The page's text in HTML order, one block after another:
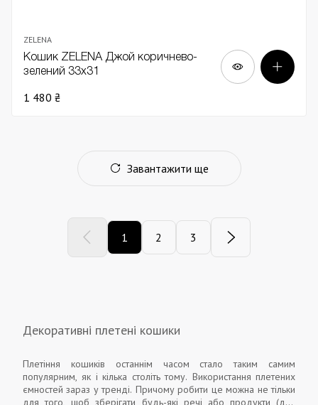
ZELENA
Кошик ZELENA Джой коричнево-
зелений 33х31
1 480 ₴
Завантажити ще
1 2 3
Декоративні плетені кошики
Плетіння кошиків останнім часом стало таким самим
популярним, як і кілька століть тому. Використання плетених
ємностей зараз у тренді. Причому робити це можна не тільки
для того, щоб зберігати будь-які речі або продукти (для